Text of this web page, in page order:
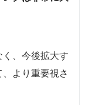
、今後拡大す
より重要視さ